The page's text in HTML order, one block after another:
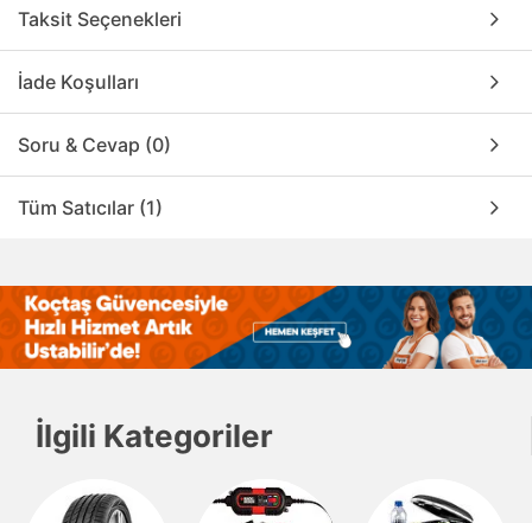
Taksit Seçenekleri
İade Koşulları
Soru & Cevap (0)
Tüm Satıcılar (1)
İlgili Kategoriler